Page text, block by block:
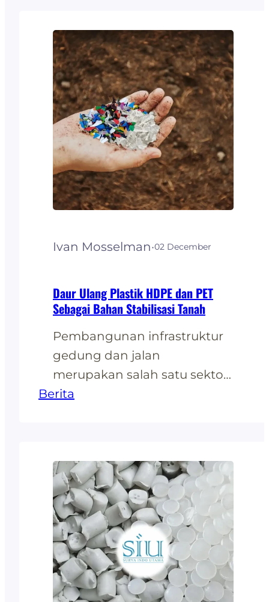
Plastik ini merupakan jenis
yang paling populer di dunia
karena sifat penggunaanya
yang sangat mudah
ditemukan. HDPE (High-
density polyethylene)
mempunyai logo daur ulang
dengan angka 2
ditengahnya.…
Ivan Mosselman·02 December
Daur Ulang Plastik HDPE dan PET
Sebagai Bahan Stabilisasi Tanah
Pembangunan infrastruktur
gedung dan jalan
merupakan salah satu sektor
bisnis yang palingbanyak
pemanfaatansumber daya
alam hasil tambang seperti
semen menjadi hal yang
wajib karena
menyangkutpenggunaannya
selama bertahun-tahun oleh
ribuan orang. Pondasi yang
Berita